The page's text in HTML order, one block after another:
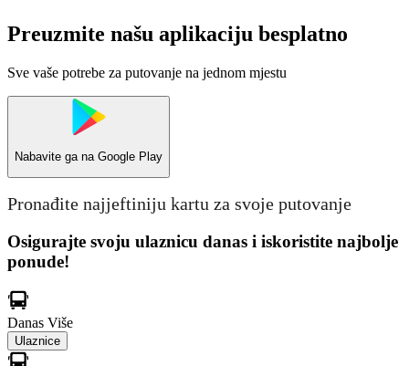
Preuzmite našu aplikaciju besplatno
Sve vaše potrebe za putovanje na jednom mjestu
Nabavite ga na Google Play
Pronađite najjeftiniju kartu za svoje putovanje
Osigurajte svoju ulaznicu danas i iskoristite najbolje
ponude!
Danas Više
Ulaznice